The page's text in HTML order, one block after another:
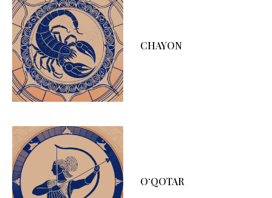
CHAYON
O‘QOTAR